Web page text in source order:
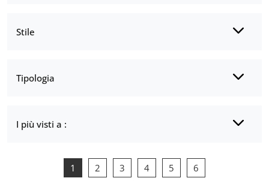
Stile
Tipologia
I più visti a :
1 2 3 4 5 6